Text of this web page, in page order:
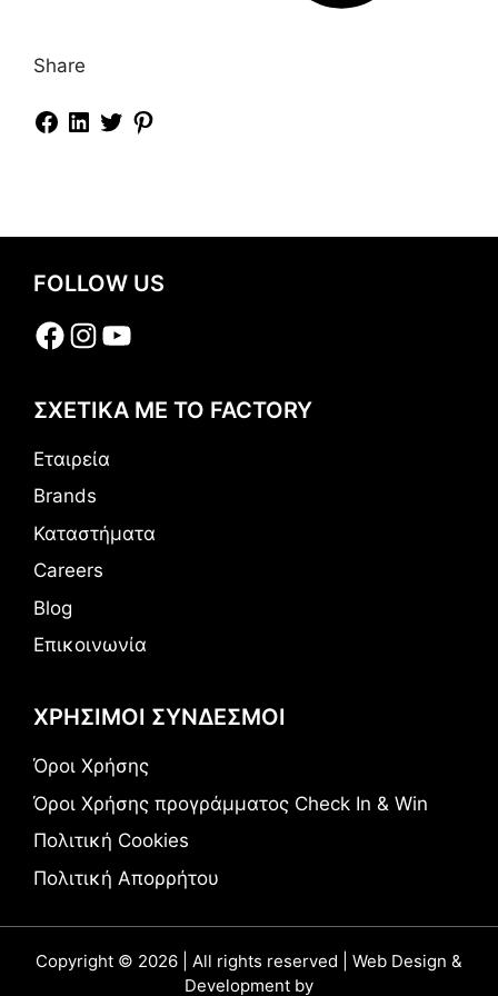
Share
FOLLOW US
Facebook
Instagram
YouTube
ΣΧΕΤΙΚΑ ΜΕ ΤΟ FACTORY
Εταιρεία
Brands
Καταστήματα
Careers
Blog
Επικοινωνία
ΧΡΗΣΙΜΟΙ ΣΥΝΔΕΣΜΟΙ
Όροι Χρήσης
Όροι Χρήσης προγράμματος Check In & Win
Πολιτική Cookies
Πολιτική Απορρήτου
Copyright © 2026 | All rights reserved | Web Design &
Development by